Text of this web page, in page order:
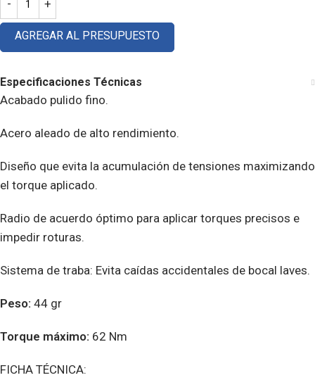
AGREGAR AL PRESUPUESTO
Especificaciones Técnicas
Acabado pulido fino.
Acero aleado de alto rendimiento.
Diseño que evita la acumulación de tensiones maximizando
el torque aplicado.
Radio de acuerdo óptimo para aplicar torques precisos e
impedir roturas.
Sistema de traba: Evita caídas accidentales de bocal laves.
Peso: 44 gr
Torque máximo: 62 Nm
FICHA TÉCNICA: